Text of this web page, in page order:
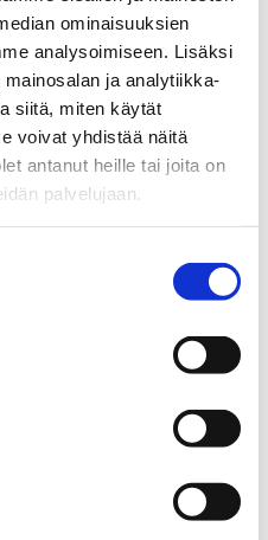
ominaisuuksien
analysoimiseen. Lisäksi
ja analytiikka-
siitä, miten käytät
voivat yhdistää näitä
antanut heille tai joita on
palvelujaan.
KiAT
Tanja